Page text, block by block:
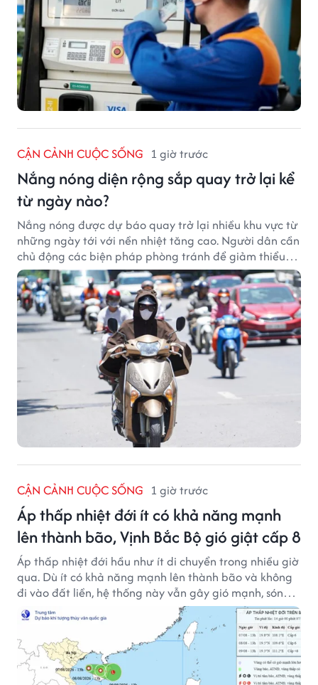
CẬN CẢNH CUỘC SỐNG 1 giờ trước
Nắng nóng diện rộng sắp quay trở lại kể
từ ngày nào?
Nắng nóng được dự báo quay trở lại nhiều khu vực từ
những ngày tới với nền nhiệt tăng cao. Người dân cần
chủ động các biện pháp phòng tránh để giảm thiểu
tác động của thời tiết cực đoan.
CẬN CẢNH CUỘC SỐNG 1 giờ trước
Áp thấp nhiệt đới ít có khả năng mạnh
lên thành bão, Vịnh Bắc Bộ gió giật cấp 8
Áp thấp nhiệt đới hầu như ít di chuyển trong nhiều giờ
qua. Dù ít có khả năng mạnh lên thành bão và không
đi vào đất liền, hệ thống này vẫn gây gió mạnh, sóng
lớn trên nhiều vùng biển.